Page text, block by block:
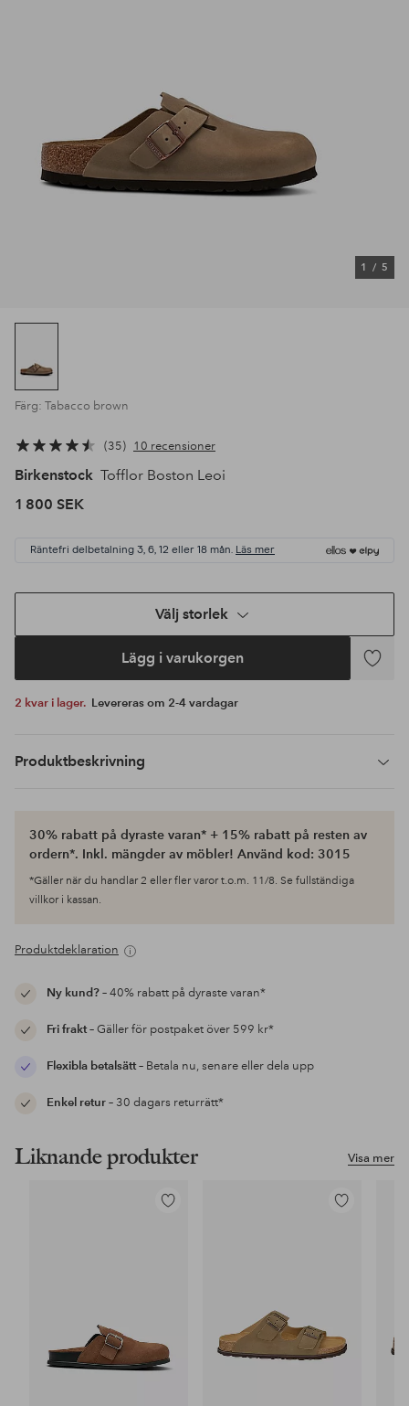
1 / 5
Färg: Tabacco brown
35 10 recensioner
Birkenstock Tofflor Boston Leoi
1 800 SEK
Räntefri delbetalning 3, 6, 12 eller 18 mån. Läs mer
Välj storlek
Lägg i varukorgen
Lägg
2 kvar i lager. Levereras om 2-4 vardagar
Produktbeskrivning
30% rabatt på dyraste varan* + 15% rabatt på resten av
ordern*. Inkl. mängder av möbler! Använd kod: 3015
*Gäller när du handlar 2 eller fler varor t.o.m. 11/8. Se fullständiga
villkor i kassan.
Produktdeklaration
Ny kund?– 40% rabatt på dyraste varan*
Fri frakt– Gäller för postpaket över 599 kr*
Flexibla betalsätt– Betala nu, senare eller dela upp
Enkel retur– 30 dagars returrätt*
Visa mer
Liknande produkter
Lägg
Lägg